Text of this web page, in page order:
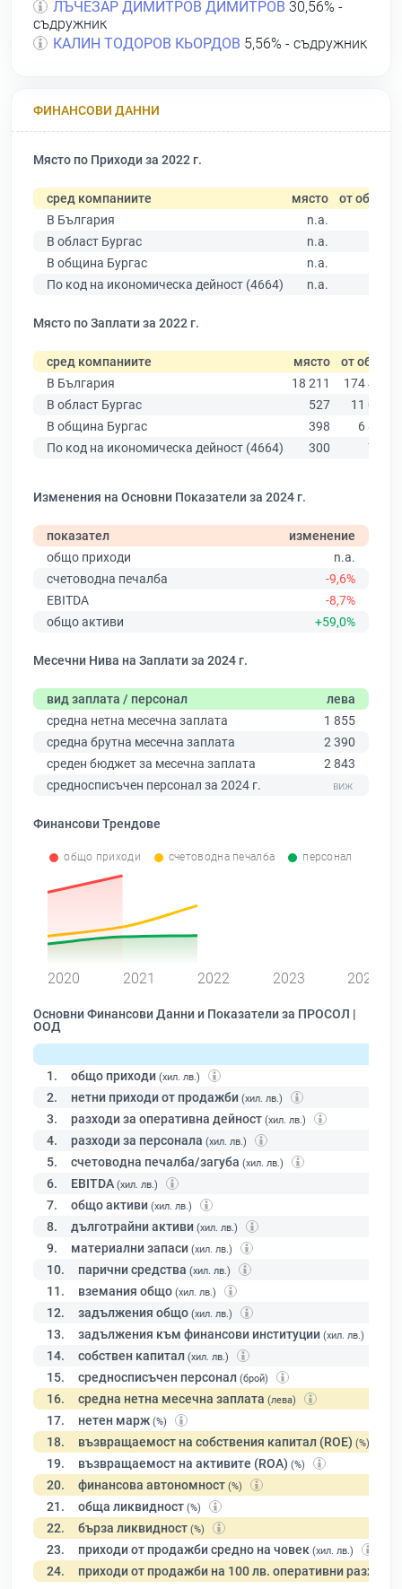
ЛЪЧЕЗАР ДИМИТРОВ ДИМИТРОВ 30,56% -
съдружник
КАЛИН ТОДОРОВ КЬОРДОВ 5,56% - съдружник
ФИНАНСОВИ ДАННИ
Място по Приходи за 2022 г.
сред компаниите място от общо
В България
n.a.
В област Бургас
n.a.
В община Бургас
n.a.
По код на икономическа дейност (4664)
n.a.
Място по Заплати за 2022 г.
сред компаниите място от общо
В България
18 211
174 403
В област Бургас
527
11 009
В община Бургас
398
6 879
По код на икономическа дейност (4664)
300 784
Изменения на Основни Показатели за 2024 г.
показател
изменение
общо приходи
n.a.
счетоводна печалба
-9,6%
EBITDA
-8,7%
общо активи
+59,0%
Месечни Нива на Заплати за 2024 г.
вид заплата / персонал
лева
средна нетна месечна заплата
1 855
средна брутна месечна заплата
2 390
среден бюджет за месечна заплата
2 843
средносписъчен персонал за 2024 г.
Финансови Трендове
общо приходи счетоводна печалба персонал
2020 2021 2022 2023 2024
Основни Финансови Данни и Показатели за ПРОСОЛ |
ООД
1. общо приходи (хил. лв.)
2. нетни приходи от продажби (хил. лв.)
3. разходи за оперативна дейност (хил. лв.)
4. разходи за персонала (хил. лв.)
5. счетоводна печалба/загуба (хил. лв.)
6. EBITDA (хил. лв.)
7. общо активи (хил. лв.)
8. дълготрайни активи (хил. лв.)
9. материални запаси (хил. лв.)
10. парични средства (хил. лв.)
11. вземания общо (хил. лв.)
12. задължения общо (хил. лв.)
13. задължения към финансови институции (хил. лв.)
14. собствен капитал (хил. лв.)
15. средносписъчен персонал (брой)
16. средна нетна месечна заплата (лева)
17. нетен марж (%)
18. възвращаемост на собствения капитал (ROE) (%)
19. възвращаемост на активите (ROA) (%)
20. финансова автономност (%)
21. обща ликвидност (%)
22. бърза ликвидност (%)
23. приходи от продажби средно на човек (хил. лв.)
24. приходи от продажби на 100 лв. оперативни разходи